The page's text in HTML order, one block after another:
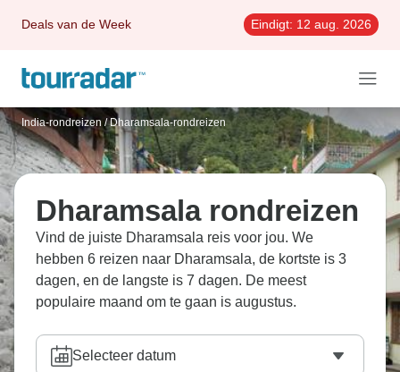
Deals van de Week Eindigt: 12 aug. 2026
India-rondreizen / Dharamsala-rondreizen
Dharamsala rondreizen
Vind de juiste Dharamsala reis voor jou. We
hebben 6 reizen naar Dharamsala, de kortste is 3
dagen, en de langste is 7 dagen. De meest
populaire maand om te gaan is augustus.
Selecteer datum